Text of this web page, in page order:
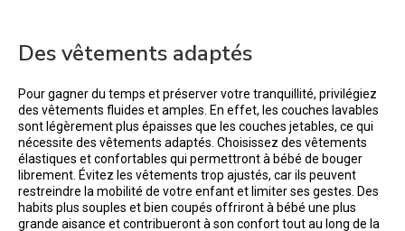
Des vêtements adaptés
Pour gagner du temps et préserver votre tranquillité, privilégiez
des vêtements fluides et amples. En effet, les couches lavables
sont légèrement plus épaisses que les couches jetables, ce qui
nécessite des vêtements adaptés. Choisissez des vêtements
élastiques et confortables qui permettront à bébé de bouger
librement. Évitez les vêtements trop ajustés, car ils peuvent
restreindre la mobilité de votre enfant et limiter ses gestes. Des
habits plus souples et bien coupés offriront à bébé une plus
grande aisance et contribueront à son confort tout au long de la